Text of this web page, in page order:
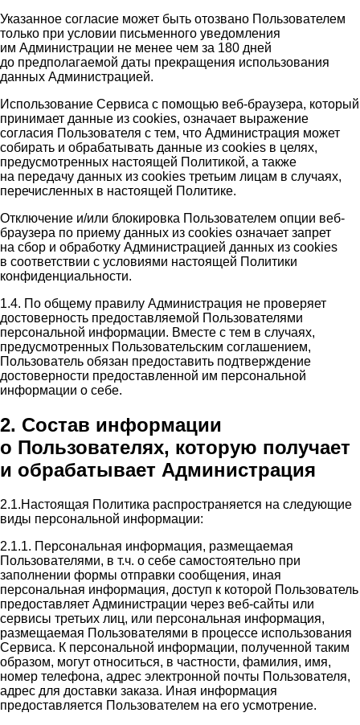
Указанное согласие может быть отозвано Пользователем
только при условии письменного уведомления
им Администрации не менее чем за 180 дней
до предполагаемой даты прекращения использования
данных Администрацией.
Использование Сервиса с помощью веб-браузера, который
принимает данные из cookies, означает выражение
согласия Пользователя с тем, что Администрация может
собирать и обрабатывать данные из cookies в целях,
предусмотренных настоящей Политикой, а также
на передачу данных из cookies третьим лицам в случаях,
перечисленных в настоящей Политике.
Отключение и/или блокировка Пользователем опции веб-
браузера по приему данных из cookies означает запрет
на сбор и обработку Администрацией данных из cookies
в соответствии с условиями настоящей Политики
конфиденциальности.
1.4. По общему правилу Администрация не проверяет
достоверность предоставляемой Пользователями
персональной информации. Вместе с тем в случаях,
предусмотренных Пользовательским соглашением,
Пользователь обязан предоставить подтверждение
достоверности предоставленной им персональной
информации о себе.
2. Состав информации
о Пользователях, которую получает
и обрабатывает Администрация
2.1.Настоящая Политика распространяется на следующие
виды персональной информации:
2.1.1. Персональная информация, размещаемая
Пользователями, в т.ч. о себе самостоятельно при
заполнении формы отправки сообщения, иная
персональная информация, доступ к которой Пользователь
предоставляет Администрации через веб-сайты или
сервисы третьих лиц, или персональная информация,
размещаемая Пользователями в процессе использования
Сервиса. К персональной информации, полученной таким
образом, могут относиться, в частности, фамилия, имя,
номер телефона, адрес электронной почты Пользователя,
адрес для доставки заказа. Иная информация
предоставляется Пользователем на его усмотрение.